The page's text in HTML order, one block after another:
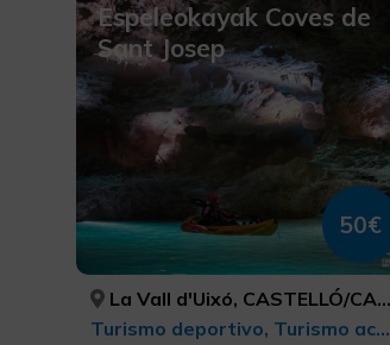
Espeleokayak Coves de
Sant Josep
50€
La Vall d'Uixó, CASTELLÓ/CASTELLÓN
Turismo deportivo, Turismo activo-aventura